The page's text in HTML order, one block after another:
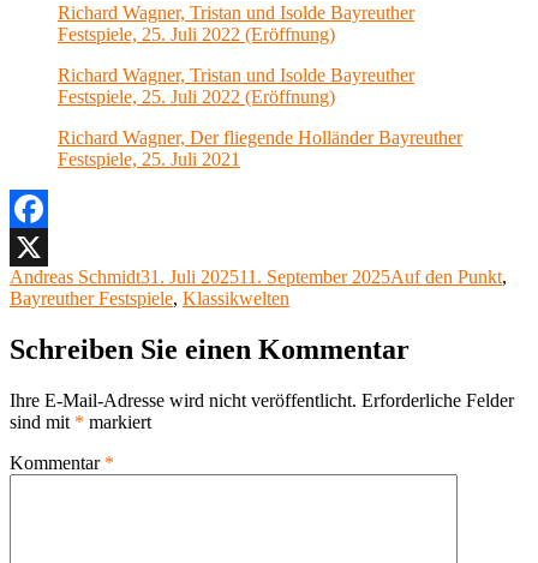
Richard Wagner, Tristan und Isolde Bayreuther
Festspiele, 25. Juli 2022 (Eröffnung)
Richard Wagner, Tristan und Isolde Bayreuther
Festspiele, 25. Juli 2022 (Eröffnung)
Richard Wagner, Der fliegende Holländer Bayreuther
Festspiele, 25. Juli 2021
Facebook
X
Autor
Andreas SchmidtVeröffentlicht
am
31. Juli 202511. September 2025Kategorien
Auf den Punkt,
Bayreuther Festspiele, Klassikwelten
Schreiben Sie einen Kommentar
Ihre E-Mail-Adresse wird nicht veröffentlicht. Erforderliche Felder
sind mit * markiert
Kommentar *